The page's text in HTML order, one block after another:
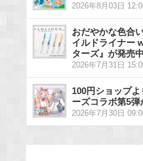
2026年8月03日
おだやかな色合
イルドライナー
ターズ』が発売中
2026年7月31日
100円ショップ
ーズコラボ第5弾
2026年7月30日